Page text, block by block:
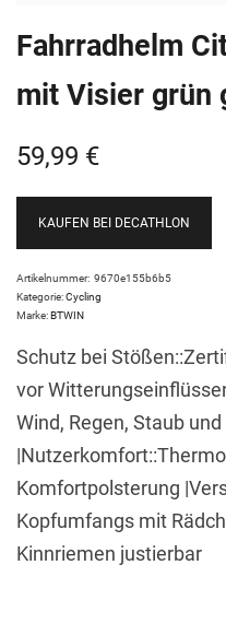
Fahrradhelm
mit Visier grün
59,99 €
Schutz bei
vor
Wind, Regen, Staub
Komfortpolsterung
Kopfumfangs mit
Kinnriemen justierbar
KAUFEN BEI DECATHLON
Artikelnummer: 9670e155b6b5
Kategorie:Cycling
Marke:BTWIN